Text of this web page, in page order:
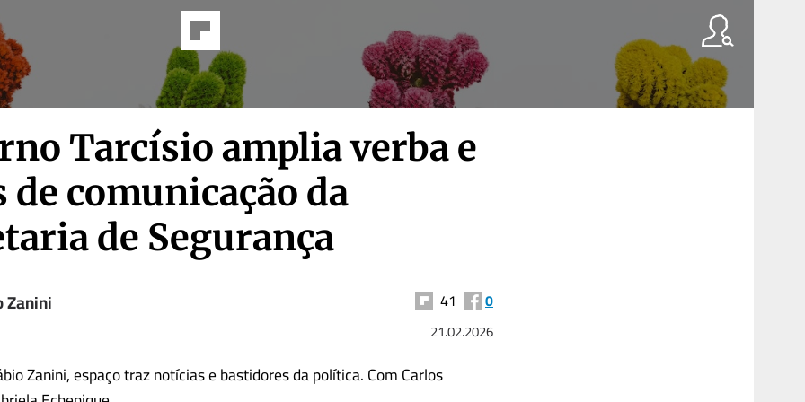
Tarcísio amplia verba e
de comunicação da
de Segurança
Zanini 41 0
21.02.2026
Zanini, espaço traz notícias e bastidores da política. Com Carlos